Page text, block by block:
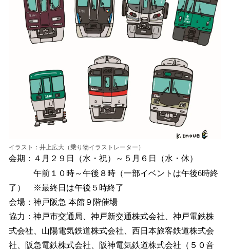
イラスト：井上広大（乗り物イラストレーター）
会期：４月２９日（水・祝）～５月６日（水・休）
午前１０時～午後８時（一部イベントは午後6時終
了） ※最終日は午後５時終了
会場：神戸阪急 本館９階催場
協力：神戸市交通局、神戸新交通株式会社、神戸電鉄株
式会社、山陽電気鉄道株式会社、西日本旅客鉄道株式会
社、阪急電鉄株式会社、阪神電気鉄道株式会社（５０音